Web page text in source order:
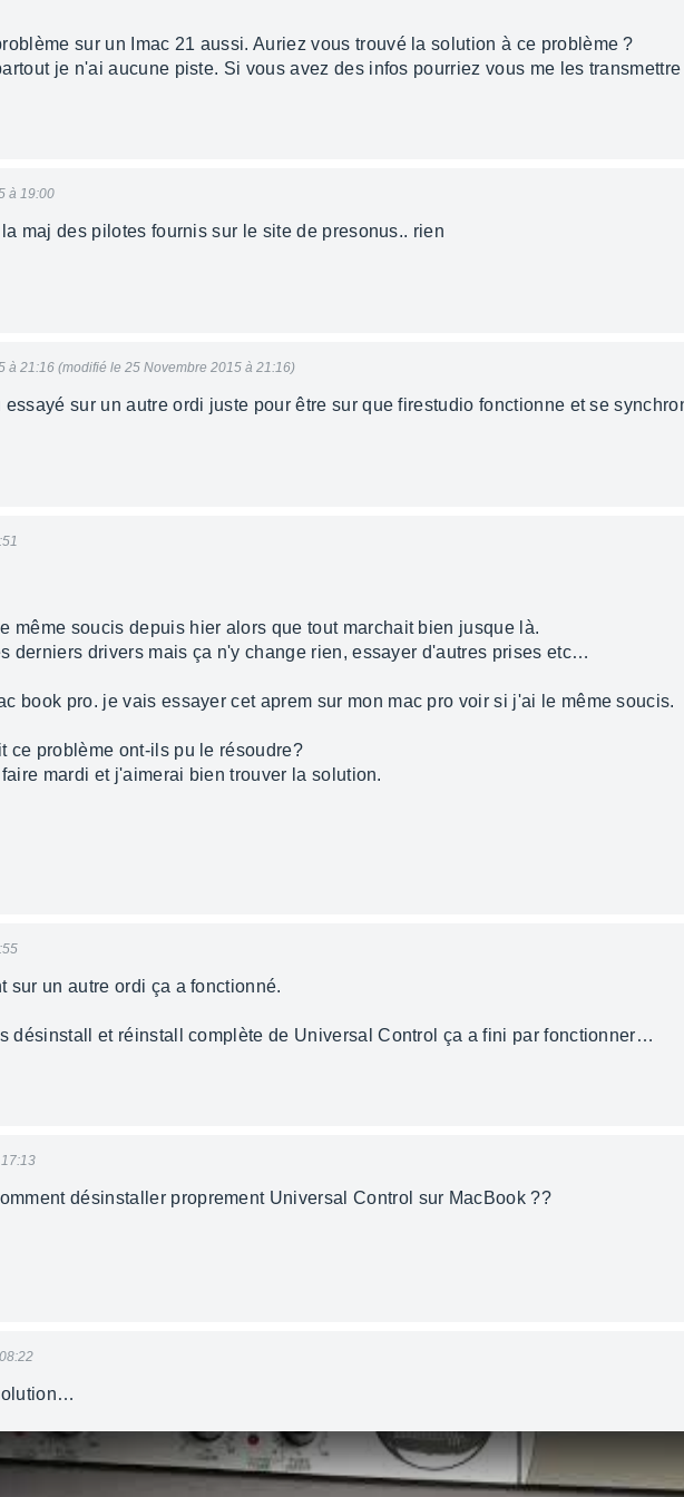
sur un Imac 21 aussi. Auriez vous trouvé la solution à ce problème ?
je n'ai aucune piste. Si vous avez des infos pourriez vous me les
à 19:00
maj des pilotes fournis sur le site de presonus.. rien
à 21:16 (modifié le 25 Novembre 2015 à 21:16)
essayé sur un autre ordi juste pour être sur que firestudio fonctionne et se
même soucis depuis hier alors que tout marchait bien jusque là.
derniers drivers mais ça n'y change rien, essayer d'autres prises etc…
book pro. je vais essayer cet aprem sur mon mac pro voir si j'ai le même soucis.
ce problème ont-ils pu le résoudre?
mardi et j'aimerai bien trouver la solution.
sur un autre ordi ça a fonctionné.
désinstall et réinstall complète de Universal Control ça a fini par fonctionner…
désinstaller proprement Universal Control sur MacBook ??